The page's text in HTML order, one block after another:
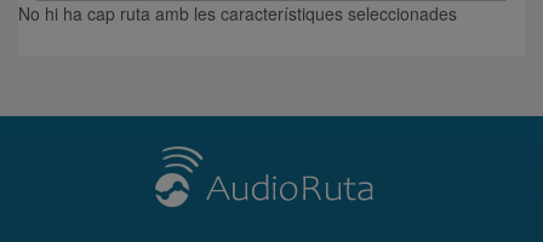
No hi ha cap ruta amb les característiques seleccionades